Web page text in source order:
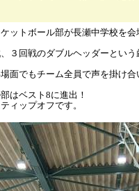
ットボール部が長瀬中学校を
３回戦のダブルヘッダーとい
面でもチーム全員で声を掛け
はベスト8に進出！
ィップオフです。